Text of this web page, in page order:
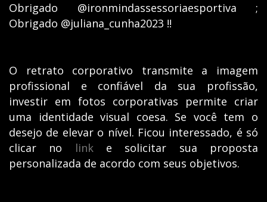
Obrigado @ironmindassessoriaesportiva ;
Obrigado @juliana_cunha2023 !!
O retrato corporativo transmite a imagem
profissional e confiável da sua profissão,
investir em fotos corporativas permite criar
uma identidade visual coesa. Se você tem o
desejo de elevar o nível. Ficou interessado, é só
clicar no link e solicitar sua proposta
personalizada de acordo com seus objetivos.